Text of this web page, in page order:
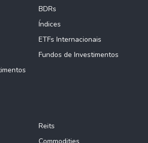
BDRs
Índices
ETFs Internacionais
Fundos de Investimentos
Reits
Commodities